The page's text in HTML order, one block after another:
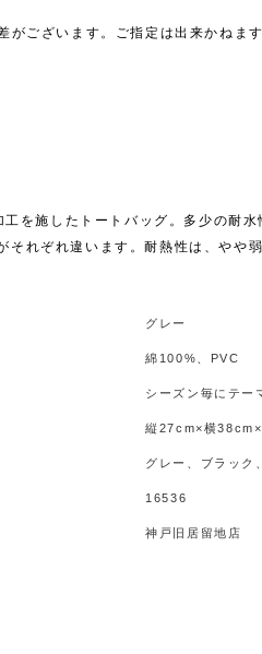
がございます。ご指定は出来かねま
を施したトートバッグ。多少の耐
それぞれ違います。耐熱性は、や
グレー
綿100%、PVC
シーズン毎にテー
縦27cm×横
グレー、ブラック
16536
神戸旧居留地店